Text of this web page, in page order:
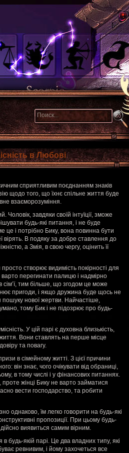
в Любові
сприятливим поєднанням знаків
щодо того, що їхнє спільне життя буде
взаєморозуміння.
завдяки своїй інтуїції, зможе
будь-які питання, і не буде
це і потрібно Бику, вона повинна бути
вірять. В подяку за добре ставлення до
а Змія, в свою чергу, оцінить її
створює видимість покірності для
варто перегинати палицю і надмірно
сім’ї, тим більше, що згодом це може
пригоди, і якщо дружина буде щось не
нової жертви. Найчастіше,
тому Бик і не підозрює про будь-
У цій парі є духовна близькість,
Вони ставлять на перше місце
та повагу.
в сімейному житті. З цієї причини
він знає, чого очікувати від обраниці,
в тому числі і у фінансових питаннях.
жінці Бику не варто займатися
вести господарство, та робити
однаково, їм легко говорити на будь-які
пропозиції. При цьому будь-
виявиться самим вірним.
будь-якій парі. Це два владних типу, які
ревнивим, і йому захочеться все